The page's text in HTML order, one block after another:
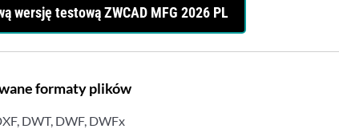
wersję testową ZWCAD MFG 2026 PL
formaty plików
DWT, DWF, DWFx